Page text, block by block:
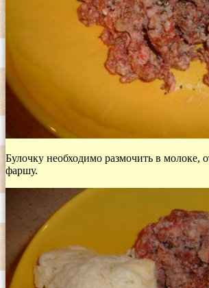
Булочку необходимо размочить в молоке,
фаршу.